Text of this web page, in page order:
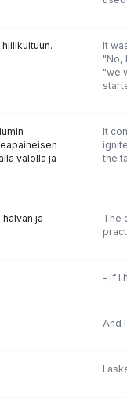
hiilikuituun.
It
"No,
"we
valolla ja
It
the
ja
The
- If I
And
I